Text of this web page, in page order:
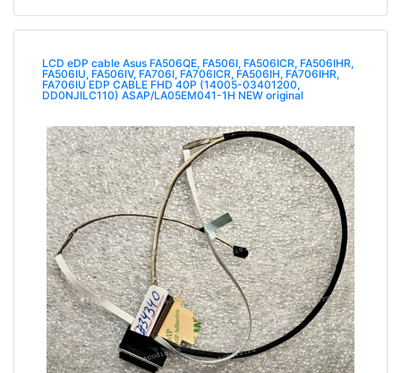
LCD eDP cable Asus FA506QE, FA506I, FA506ICR, FA506IHR,
FA506IU, FA506IV, FA706I, FA706ICR, FA506IH, FA706IHR,
FA706IU EDP CABLE FHD 40P (14005-03401200,
DD0NJILC110) ASAP/LA05EM041-1H NEW original